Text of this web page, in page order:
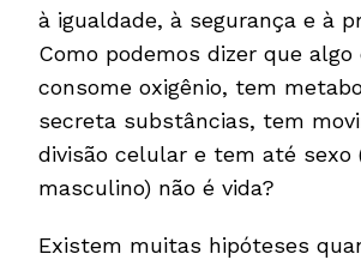
à igualdade, à segurança e à
Como podemos dizer que algo
consome oxigênio, tem
secreta substâncias, tem
divisão celular e tem até sexo
masculino) não é vida?
Existem muitas hipóteses